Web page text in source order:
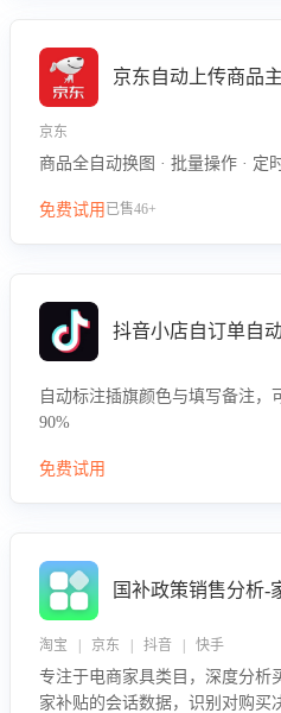
京东自动上传商品
京东
商品全自动换图 · 批量操作 · 定
免费试用 已售46+
抖音小店自订单自
自动标注插旗颜色与填写备注，
90%
免费试用
国补政策销售分析-
淘宝 | 京东 | 抖音 | 快手
专注于电商家具类目，深度分析
家补贴的会话数据，识别对购买